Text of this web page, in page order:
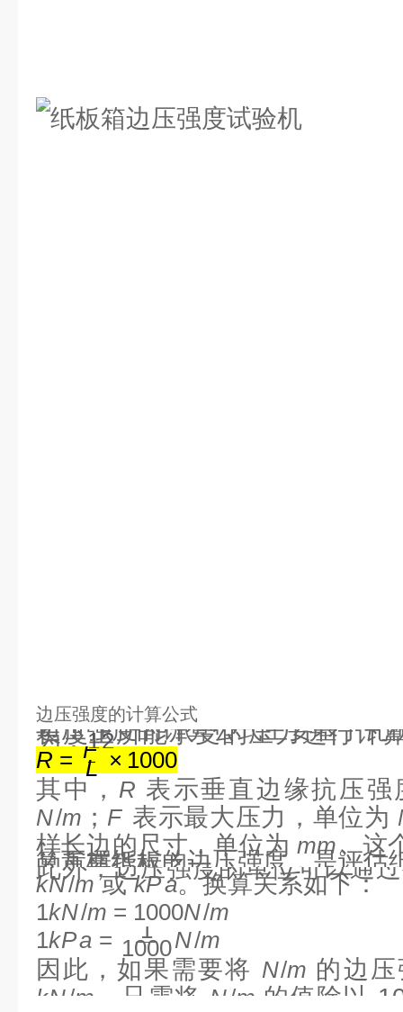
边压强度的计算公式
边压强度的计算公式主要基于瓦
长度上所能承受的压力进行计
为：12
R = L
F × 1000
其中， R 表示垂直边缘抗压
N/m ； F 表示最大压力，单位为
样长边的尺寸，单位为mm。这
算瓦楞纸板的边压强度，是评估
的重要指标之一。
此外，边压强度的单位可以通
kN/m 或kPa。换算关系如下：
1kN/m = 1000N/m
1kPa = 1000
1 N/m
因此，如果需要将 N/m 的边
kN /m ，只需将 N /m 的值除以